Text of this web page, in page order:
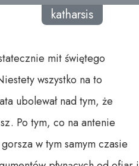
katharsis
mit świętego
wszystko na to
ubolewał nad tym, że
Po tym, co na antenie
w tym samym czasie